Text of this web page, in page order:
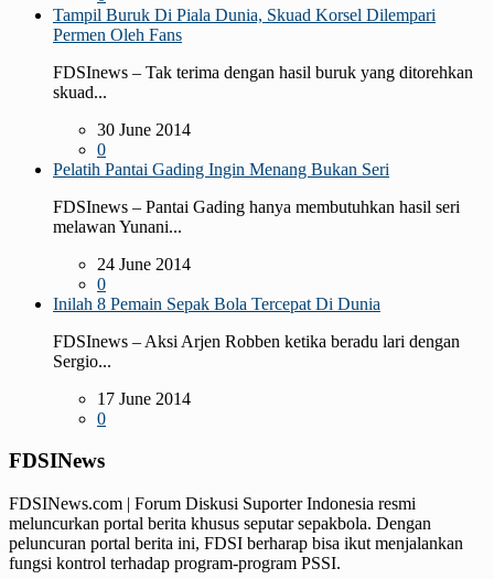
Tampil Buruk Di Piala Dunia, Skuad Korsel Dilempari
Permen Oleh Fans
FDSInews – Tak terima dengan hasil buruk yang ditorehkan
skuad...
30 June 2014
0
Pelatih Pantai Gading Ingin Menang Bukan Seri
FDSInews – Pantai Gading hanya membutuhkan hasil seri
melawan Yunani...
24 June 2014
0
Inilah 8 Pemain Sepak Bola Tercepat Di Dunia
FDSInews – Aksi Arjen Robben ketika beradu lari dengan
Sergio...
17 June 2014
0
FDSINews
FDSINews.com | Forum Diskusi Suporter Indonesia resmi
meluncurkan portal berita khusus seputar sepakbola. Dengan
peluncuran portal berita ini, FDSI berharap bisa ikut menjalankan
fungsi kontrol terhadap program-program PSSI.